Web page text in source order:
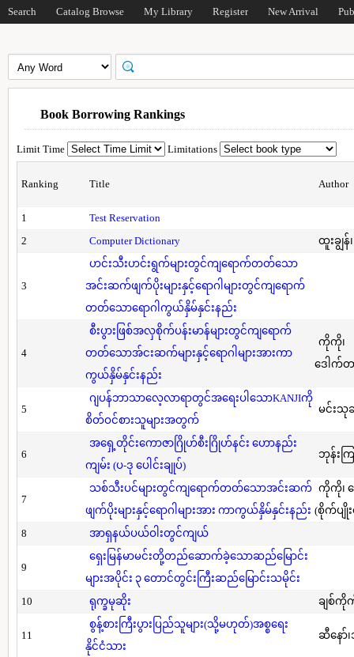
Search Catalog Browse My Library Register New Arrival
Book Borrowing Rankings
Limit Time Limitations
Ranking Title Author
1
Test Reservation
2
Computer Dictionary ထူးချွန်
3
ဟင်းသီးဟင်းရွက်များတွင်ကျရောက်တတ်သော
အင်းဆက်ဖျက်ပိုးများနှင့်ရောဂါများတွင်ကျရောက်
တတ်သောရောဂါကွယ်နှိမ်နှင်းနည်း
4
စီးပွားဖြစ်အလှစိုက်ပန်းမာန်များတွင်ကျရောက်
တတ်သောအ်ငးဆက်များနှင့်ရောဂါများအားကာ
ကွယ်နှိမ်နှင်းနည်း
ကိုကို၊
ဒေါက်တ
5
ဂျပန်ဘာသာလေ့လာရာတွင်အရေးပါသောKANJIကို
စိတ်ဝင်စားသူများအတွက်
မင်းသုခ
6
အရှေ့တိုင်းကောဇာဂြိုဟ်စီးဂြိုဟ်နင်း ဟောနည်း
ကျမ်း (ပ-ဒု ပေါင်းချုပ်)
ဘုန်းက
7
သစ်သီးပင်များတွင်ကျရောက်တတ်သောအင်းဆက်
ဖျက်ပိုးများနှင့်ရောဂါများအား ကာကွယ်နှိမ်နှင်းနည်း
ကိုကို၊
(စိုက်ပျိုး
8
အာရှနယ်ပယ်ဝါးတွင်ကျယ်
9
ရှေးမြန်မာမင်းတို့တည်ဆောက်ခဲ့သောဆည်မြောင်း
များအပိုင်း ၃ တောင်တွင်းကြီးဆည်မြောင်းသမိုင်း
10
ရုက္ခမုဆိုး ချစ်ကို
11
စွန့်စားကြီးပွားပြည်သူများ(သို့မဟုတ်)အစ္စရေး
နိုင်ငံသား
ဆီနော်၊